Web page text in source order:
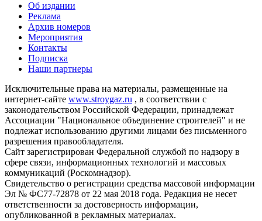
Об издании
Реклама
Архив номеров
Мероприятия
Контакты
Подписка
Наши партнеры
Исключительные права на материалы, размещенные на
интернет-сайте www.stroygaz.ru , в соответствии с
законодательством Российской Федерации, принадлежат
Ассоциации "Национальное объединение строителей" и не
подлежат использованию другими лицами без письменного
разрешения правообладателя.
Сайт зарегистрирован Федеральной службой по надзору в
сфере связи, информационных технологий и массовых
коммуникаций (Роскомнадзор).
Свидетельство о регистрации средства массовой информации
Эл № ФС77-72878 от 22 мая 2018 года. Редакция не несет
ответственности за достоверность информации,
опубликованной в рекламных материалах.